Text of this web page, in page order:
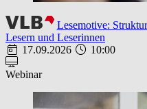
Lesemotive:
Lesern und Leserinnen
17.09.2026
10:00
Webinar